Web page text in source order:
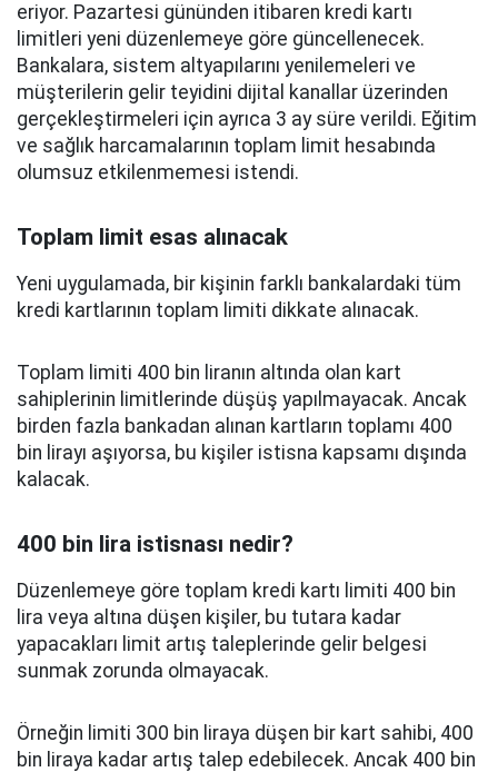
eriyor. Pazartesi gününden itibaren kredi kartı
limitleri yeni düzenlemeye göre güncellenecek.
Bankalara, sistem altyapılarını yenilemeleri ve
müşterilerin gelir teyidini dijital kanallar üzerinden
gerçekleştirmeleri için ayrıca 3 ay süre verildi. Eğitim
ve sağlık harcamalarının toplam limit hesabında
olumsuz etkilenmemesi istendi.
Toplam limit esas alınacak
Yeni uygulamada, bir kişinin farklı bankalardaki tüm
kredi kartlarının toplam limiti dikkate alınacak.
Toplam limiti 400 bin liranın altında olan kart
sahiplerinin limitlerinde düşüş yapılmayacak. Ancak
birden fazla bankadan alınan kartların toplamı 400
bin lirayı aşıyorsa, bu kişiler istisna kapsamı dışında
kalacak.
400 bin lira istisnası nedir?
Düzenlemeye göre toplam kredi kartı limiti 400 bin
lira veya altına düşen kişiler, bu tutara kadar
yapacakları limit artış taleplerinde gelir belgesi
sunmak zorunda olmayacak.
Örneğin limiti 300 bin liraya düşen bir kart sahibi, 400
bin liraya kadar artış talep edebilecek. Ancak 400 bin